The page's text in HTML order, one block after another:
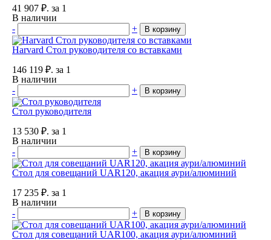
41 907 ₽. за 1
В наличии
-
+ В корзину
Harvard Стол руководителя со вставками
146 119 ₽. за 1
В наличии
-
+ В корзину
Стол руководителя
13 530 ₽. за 1
В наличии
-
+ В корзину
Стол для совещаний UAR120, акация аури/алюминий
17 235 ₽. за 1
В наличии
-
+ В корзину
Стол для совещаний UAR100, акация аури/алюминий